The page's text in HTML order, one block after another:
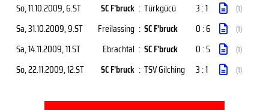
So, 11.10.2009, 6.ST SC F'bruck : Türkgücü 3 : 1 (1)
Sa, 31.10.2009, 9.ST Freilassing : SC F'bruck 0 : 6 (1)
Sa, 14.11.2009, 11.ST Ebrachtal : SC F'bruck 0 : 5 (1)
So, 22.11.2009, 12.ST SC F'bruck : TSV Gilching 3 : 1 (1)